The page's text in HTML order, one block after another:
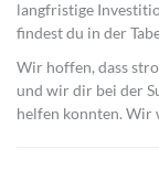
langfristige
findest du in der
Wir hoffen, dass
und wir dir bei der
helfen konnten. Wir